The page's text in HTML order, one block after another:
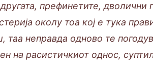
префинетите,
околу тоа кој е тука
таа неправда одново те
на расистичкиот однос,